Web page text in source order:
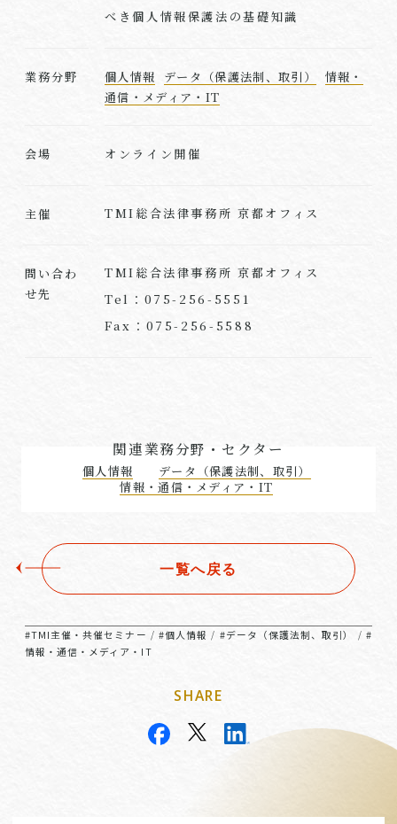
べき個人情報保護法の基礎知識
業務分野 個人情報 データ（保護法制、取引）
情報・
通信・メディア・IT
会場 オンライン開催
主催 TMI総合法律事務所 京都オフィス
問い合わ
せ先
TMI総合法律事務所 京都オフィス
Tel：075-256-5551
Fax：075-256-5588
関連業務分野・セクター
個人情報
データ（保護法制、取引）
情報・通信・メディア・IT
一覧へ戻る
#TMI主催・共催セミナー / #個人情報 / #データ（保護法制、取引） / #
情報・通信・メディア・IT
SHARE